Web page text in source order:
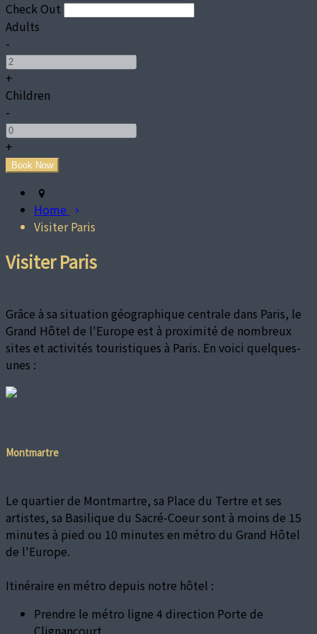
Check Out
Adults
-
+
Children
-
+
Home
Visiter Paris
Visiter Paris
Grâce à sa situation géographique centrale dans Paris, le
Grand Hôtel de l'Europe est à proximité de nombreux
sites et activités touristiques à Paris. En voici quelques-
unes :
Montmartre
Le quartier de Montmartre, sa Place du Tertre et ses
artistes, sa Basilique du Sacré-Coeur sont à moins de 15
minutes à pied ou 10 minutes en métro du Grand Hôtel
de l'Europe.
Itinéraire en métro depuis notre hôtel :
Prendre le métro ligne 4 direction Porte de